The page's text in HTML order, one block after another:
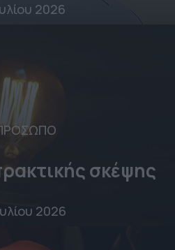
2026
σκέψης
2026